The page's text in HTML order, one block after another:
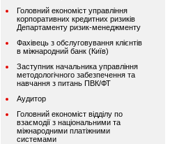
Головний економіст управління
корпоративних кредитних ризиків
Департаменту ризик-менеджменту
Фахівець з обслуговування клієнтів
в міжнародний банк (Київ)
Заступник начальника управління
методологічного забезпечення та
навчання з питань ПВК/ФТ
Аудитор
Головний економіст відділу по
взаємодії з національними та
міжнародними платіжними
системами